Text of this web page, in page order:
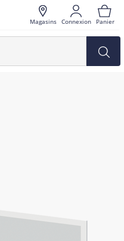
Magasins Connexion Panier